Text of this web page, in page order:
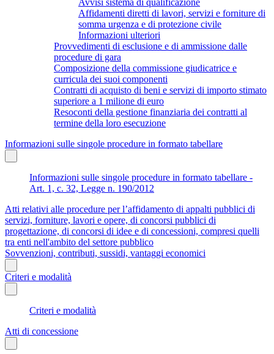
Affidamenti diretti di lavori, servizi e forniture di
somma urgenza e di protezione civile
Informazioni ulteriori
Provvedimenti di esclusione e di ammissione dalle
procedure di gara
Composizione della commissione giudicatrice e
curricula dei suoi componenti
Contratti di acquisto di beni e servizi di importo stimato
superiore a 1 milione di euro
Resoconti della gestione finanziaria dei contratti al
termine della loro esecuzione
Informazioni sulle singole procedure in formato tabellare
Informazioni sulle singole procedure in formato tabellare -
Art. 1, c. 32, Legge n. 190/2012
Atti relativi alle procedure per l’affidamento di appalti pubblici di
servizi, forniture, lavori e opere, di concorsi pubblici di
progettazione, di concorsi di idee e di concessioni, compresi quelli
tra enti nell'ambito del settore pubblico
Sovvenzioni, contributi, sussidi, vantaggi economici
Criteri e modalità
Criteri e modalità
Atti di concessione